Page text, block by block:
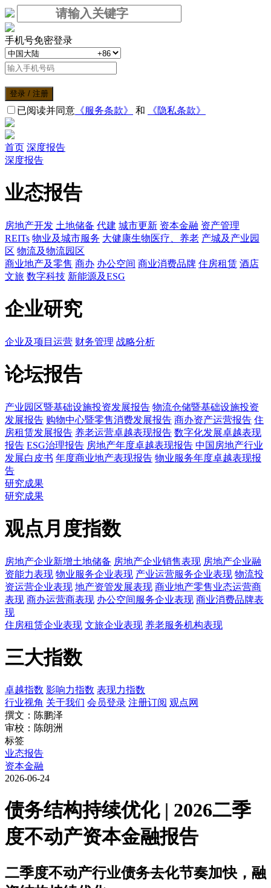
手机号免密登录
登录 / 注册
已阅读并同意 《服务条款》 和 《隐私条款》
首页 深度报告
深度报告
业态报告
房地产开发 土地储备 代建 城市更新 资本金融 资产管理
REITs 物业及城市服务 大健康生物医疗、养老 产城及产业园
区 物流及物流园区
商业地产及零售 商办 办公空间 商业消费品牌 住房租赁 酒店
文旅 数字科技 新能源及ESG
企业研究
企业及项目运营 财务管理 战略分析
论坛报告
产业园区暨基础设施投资发展报告 物流仓储暨基础设施投资
发展报告 购物中心暨零售消费发展报告 商办资产运营报告 住
房租赁发展报告 养老运营卓越表现报告 数字化发展卓越表现
报告 ESG治理报告 房地产年度卓越表现报告 中国房地产行业
发展白皮书 年度商业地产表现报告 物业服务年度卓越表现报
告
研究成果
研究成果
观点月度指数
房地产企业新增土地储备 房地产企业销售表现 房地产企业融
资能力表现 物业服务企业表现 产业运营服务企业表现 物流投
资运营企业表现 地产资管发展表现 商业地产零售业态运营商
表现 商办运营商表现 办公空间服务企业表现 商业消费品牌表
现
住房租赁企业表现 文旅企业表现 养老服务机构表现
三大指数
卓越指数 影响力指数 表现力指数
行业视角 关于我们 会员登录 注册订阅 观点网
撰文：陈鹏泽
审校：陈朗洲
标签
业态报告
资本金融
2026-06-24
债务结构持续优化 | 2026二季
度不动产资本金融报告
二季度不动产行业债务去化节奏加快，融